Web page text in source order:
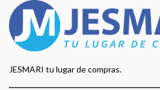
JESMARI tu lugar de compras.